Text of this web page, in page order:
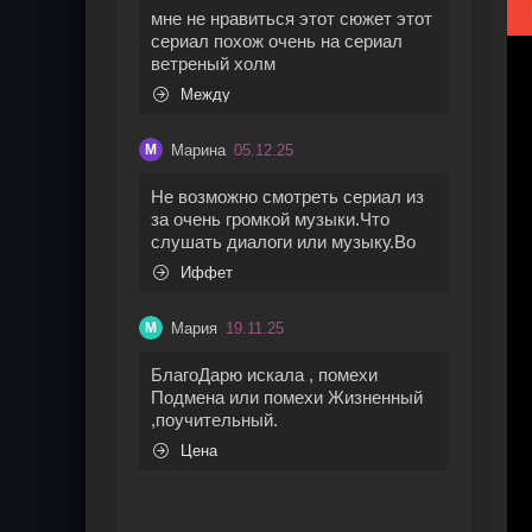
мне не нравиться этот сюжет этот
сериал похож очень на сериал
ветреный холм
Между
М Марина 05.12.25
Не возможно смотреть сериал из
за очень громкой музыки.Что
слушать диалоги или музыку.Во
Иффет
М Мария 19.11.25
БлагоДарю искала , помехи
Подмена или помехи Жизненный
,поучительный.
Цена